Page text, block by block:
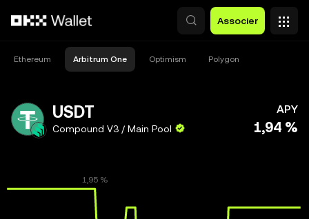
Associer
Ethereum Arbitrum One Optimism Polygon
USDT
Compound V3 / Main Pool
APY
1,94 %